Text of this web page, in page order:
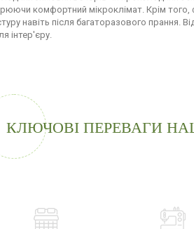
комфортний мікроклімат. Крім того,
навіть після багаторазового прання.
інтер'єру.
КЛЮЧОВІ ПЕРЕВАГИ